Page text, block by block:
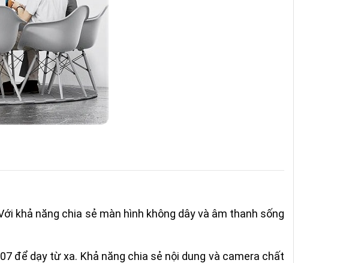
khả năng chia sẻ màn hình không dây và âm thanh sống
để dạy từ xa. Khả năng chia sẻ nội dung và camera chất